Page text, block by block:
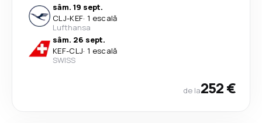
sâm. 19 sept.
CLJ-KEF· 1 escală
Lufthansa
sâm. 26 sept.
KEF-CLJ· 1 escală
SWISS
de la252 €